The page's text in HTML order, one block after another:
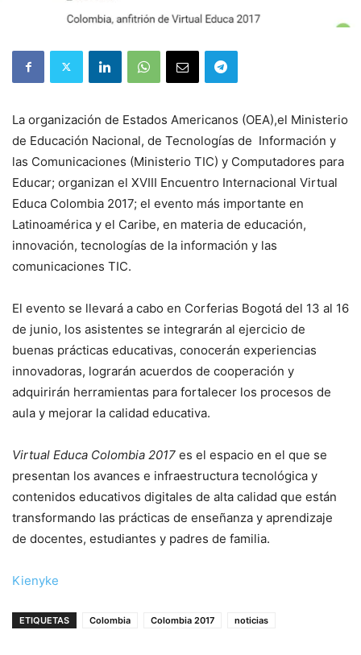
La organización de Estados Americanos (OEA),el Ministerio
de Educación Nacional, de Tecnologías de Información y
las Comunicaciones (Ministerio TIC) y Computadores para
Educar; organizan el XVIII Encuentro Internacional Virtual
Educa Colombia 2017; el evento más importante en
Latinoamérica y el Caribe, en materia de educación,
innovación, tecnologías de la información y las
comunicaciones TIC.
El evento se llevará a cabo en Corferias Bogotá del 13 al 16
de junio, los asistentes se integrarán al ejercicio de
buenas prácticas educativas, conocerán experiencias
innovadoras, lograrán acuerdos de cooperación y
adquirirán herramientas para fortalecer los procesos de
aula y mejorar la calidad educativa.
Virtual Educa Colombia 2017 es el espacio en el que se
presentan los avances e infraestructura tecnológica y
contenidos educativos digitales de alta calidad que están
transformando las prácticas de enseñanza y aprendizaje
de docentes, estudiantes y padres de familia.
Kienyke
ETIQUETAS Colombia Colombia 2017 noticias